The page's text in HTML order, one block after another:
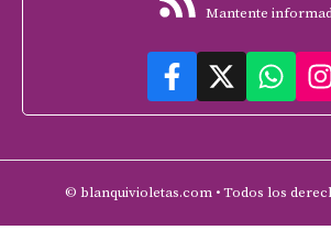
Mantente
© blanquivioletas.com • Todos los